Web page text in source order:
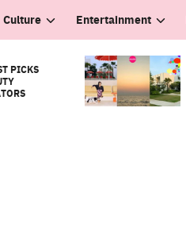
Culture Entertainment
PICKS